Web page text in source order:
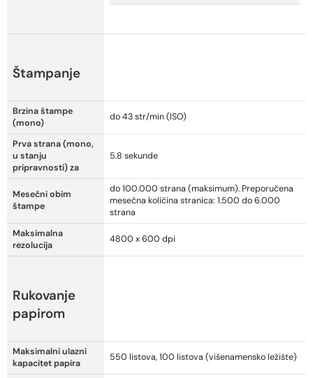
Štampanje
Brzina štampe
(mono)
do 43 str/min (ISO)
Prva strana (mono,
u stanju
pripravnosti) za
5.8 sekunde
Mesečni obim
štampe
do 100.000 strana (maksimum). Preporučena
mesečna količina stranica: 1.500 do 6.000
strana
Maksimalna
rezolucija
4800 x 600 dpi
Rukovanje
papirom
Maksimalni ulazni
kapacitet papira
550 listova, 100 listova (višenamensko ležište)